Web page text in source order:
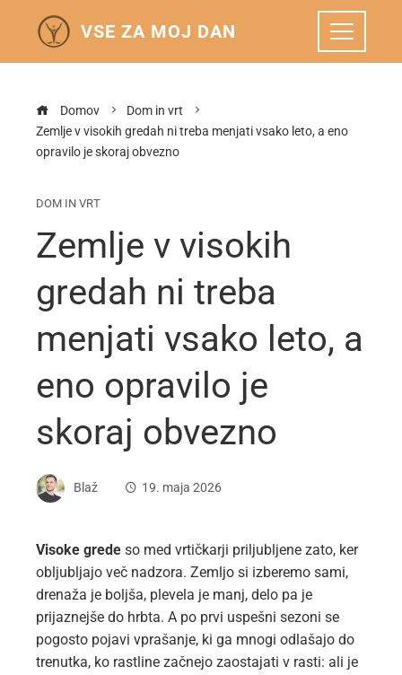
VSE ZA MOJ DAN
Domov
Dom in vrt
Zemlje v visokih gredah ni treba menjati vsako leto, a eno
opravilo je skoraj obvezno
DOM IN VRT
Zemlje v visokih
gredah ni treba
menjati vsako leto, a
eno opravilo je
skoraj obvezno
Blaž 19. maja 2026
Visoke grede so med vrtičkarji priljubljene zato, ker
obljubljajo več nadzora. Zemljo si izberemo sami,
drenaža je boljša, plevela je manj, delo pa je
prijaznejše do hrbta. A po prvi uspešni sezoni se
pogosto pojavi vprašanje, ki ga mnogi odlašajo do
trenutka, ko rastline začnejo zaostajati v rasti: ali je